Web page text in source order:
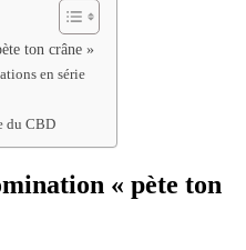
ton crâne »
en série
du CBD
« pète ton